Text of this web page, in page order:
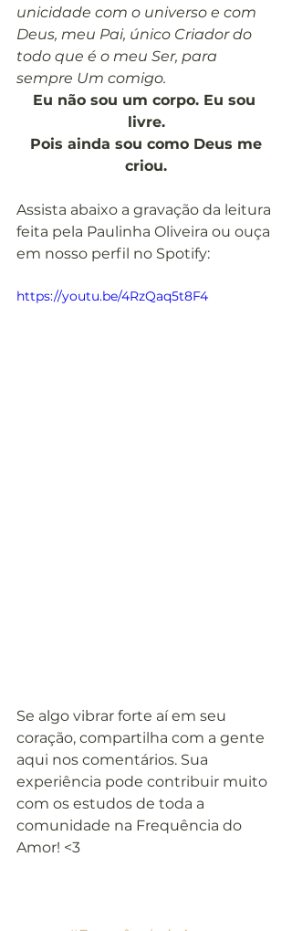
unicidade com o universo e com
Deus, meu Pai, único Criador do
todo que é o meu Ser, para
sempre Um comigo.
Eu não sou um corpo. Eu sou
livre.
Pois ainda sou como Deus me
criou.
Assista abaixo a gravação da leitura
feita pela Paulinha Oliveira ou ouça
em nosso perfil no Spotify:
https://youtu.be/4RzQaq5t8F4
Se algo vibrar forte aí em seu
coração, compartilha com a gente
aqui nos comentários. Sua
experiência pode contribuir muito
com os estudos de toda a
comunidade na Frequência do
Amor! <3